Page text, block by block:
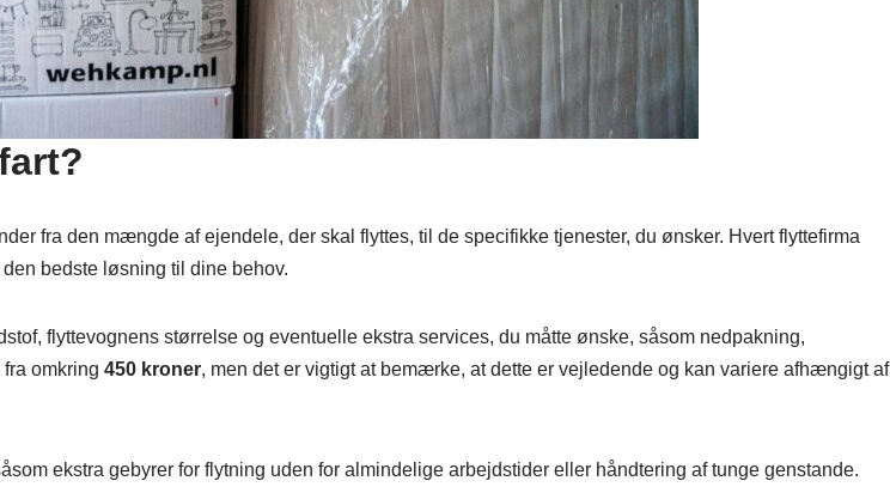
fra den mængde af ejendele, der skal flyttes, til de specifikke tjenester, du ønsker. Hvert flyttefirma
bedste løsning til dine behov.
flyttevognens størrelse og eventuelle ekstra services, du måtte ønske, såsom nedpakning,
omkring 450 kroner, men det er vigtigt at bemærke, at dette er vejledende og kan variere afhængigt af
ekstra gebyrer for flytning uden for almindelige arbejdstider eller håndtering af tunge genstande.